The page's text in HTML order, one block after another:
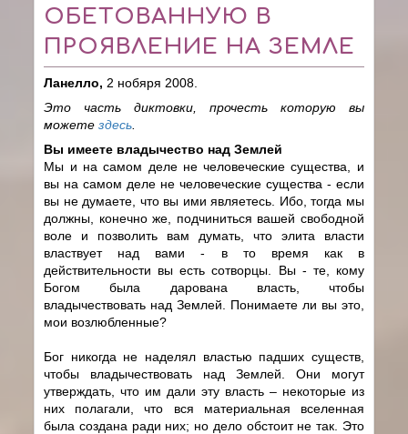
ОБЕТОВАННУЮ В
ПРОЯВЛЕНИЕ НА ЗЕМЛЕ
Ланелло, 2 нобяря 2008.
Это часть диктовки, прочесть которую вы
можетездесь
Вы имеете владычество над Землей
Мы и на самом деле не человеческие существа, и
вы на самом деле не человеческие существа - если
вы не думаете, что вы ими являетесь. Ибо, тогда мы
должны, конечно же, подчиниться вашей свободной
воле и позволить вам думать, что элита власти
властвует над вами - в то время как в
действительности вы есть сотворцы. Вы - те, кому
Богом была дарована власть, чтобы
владычествовать над Землей. Понимаете ли вы это,
мои возлюбленные?
Бог никогда не наделял властью падших существ,
чтобы владычествовать над Землей. Они могут
утверждать, что им дали эту власть – некоторые из
них полагали, что вся материальная вселенная
была создана ради них; но дело обстоит не так. Это